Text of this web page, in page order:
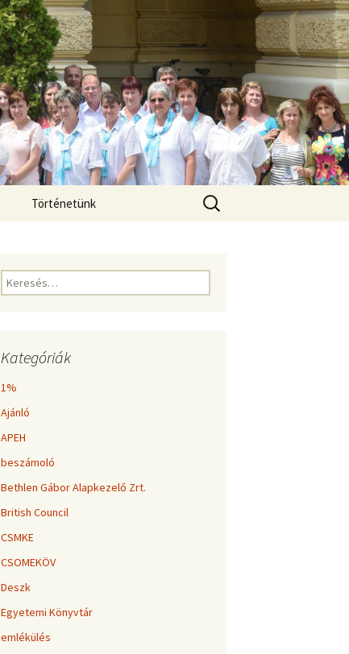
Történetünk
Keresés:
Keresés:
Kategóriák
1%
Ajánló
APEH
beszámoló
Bethlen Gábor Alapkezelő Zrt.
British Council
CSMKE
CSOMEKÖV
Deszk
Egyetemi Könyvtár
emlékülés